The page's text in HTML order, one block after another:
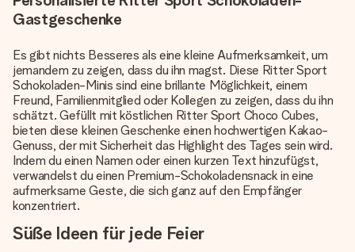
Gastgeschenke
Es gibt nichts Besseres als eine kleine Aufmerksamkeit, um
jemandem zu zeigen, dass du ihn magst. Diese Ritter Sport
Schokoladen-Minis sind eine brillante Möglichkeit, einem
Freund, Familienmitglied oder Kollegen zu zeigen, dass du ihn
schätzt. Gefüllt mit köstlichen Ritter Sport Choco Cubes,
bieten diese kleinen Geschenke einen hochwertigen Kakao-
Genuss, der mit Sicherheit das Highlight des Tages sein wird.
Indem du einen Namen oder einen kurzen Text hinzufügst,
verwandelst du einen Premium-Schokoladensnack in eine
aufmerksame Geste, die sich ganz auf den Empfänger
konzentriert.
Süße Ideen für jede Feier